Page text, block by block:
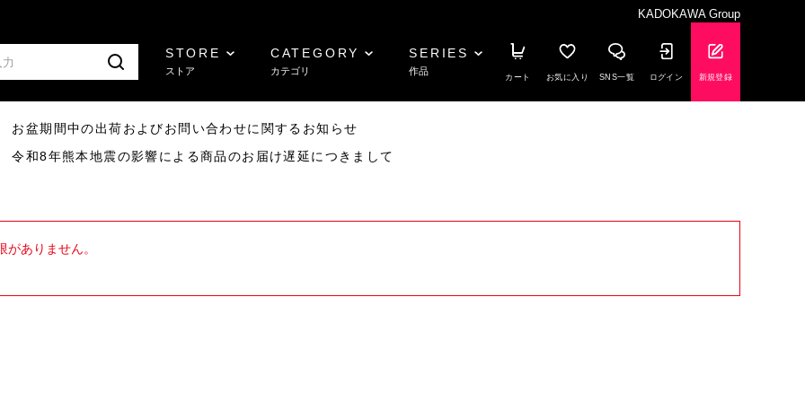
KADOKAWA Group
STORE
ストア
CATEGORY
カテゴリ
SERIES
作品
カート お気に入り SNS一覧 ログイン 新規登録
盆期間中の出荷およびお問い合わせに関するお知らせ
和8年熊本地震の影響による商品のお届け遅延につきまして
ありません。